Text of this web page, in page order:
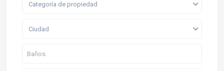
Categoría de propiedad
Ciudad